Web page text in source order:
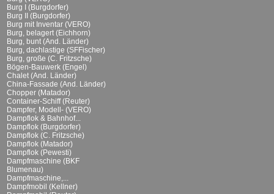
Burg I (Burgdorfer)
Burg II (Burgdorfer)
Burg mit Inventar (VERO)
Burg, belagert (Eichhorn)
Burg, bunt (And. Länder)
Burg, dachlastige (SFFischer)
Burg, große (C. Fritzsche)
Bögen-Bauwerk (Engel)
Chalet (And. Länder)
China-Fassade (And. Länder)
Chopper (Matador)
Container-Schiff (Reuter)
Dampfer, Modell- (VERO)
Dampflok & Bahnhof...
Dampflok (Burgdorfer)
Dampflok (C. Fritzsche)
Dampflok (Matador)
Dampflok (Pewesti)
Dampfmaschine (BKF
Blumenau)
Dampfmaschine,...
Dampfmobil (Kellner)